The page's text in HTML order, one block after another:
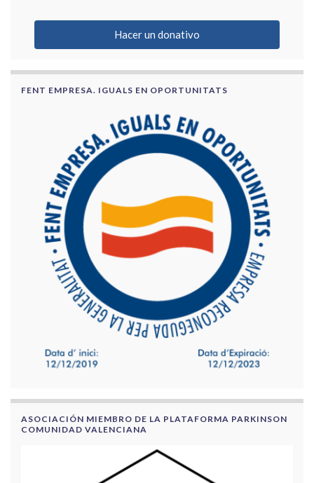
Hacer un donativo
FENT EMPRESA. IGUALS EN OPORTUNITATS
ASOCIACIÓN MIEMBRO DE LA PLATAFORMA PARKINSON
COMUNIDAD VALENCIANA